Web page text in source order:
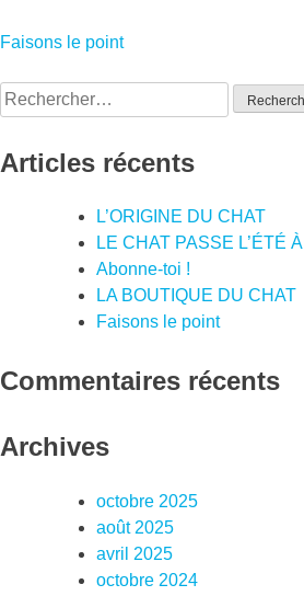
Navigation
de
l’article
Faisons le point
Rechercher :
Articles récents
L’ORIGINE DU CHAT
LE CHAT PASSE L’ÉTÉ
Abonne-toi !
LA BOUTIQUE DU CHAT
Faisons le point
Commentaires récents
Archives
octobre 2025
août 2025
avril 2025
octobre 2024